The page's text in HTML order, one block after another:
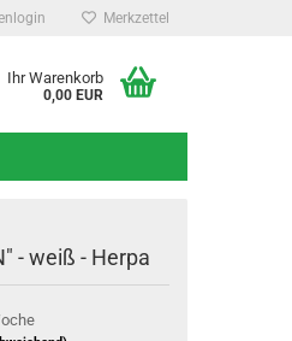
Merkzettel
Ihr Warenkorb
0,00 EUR
- weiß - Herpa